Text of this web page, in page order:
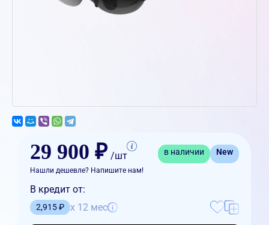
29 900 ₽ /шт в наличии New
Нашли дешевле? Напишите нам!
В кредит от:
2,915 ₽ x 12 мес